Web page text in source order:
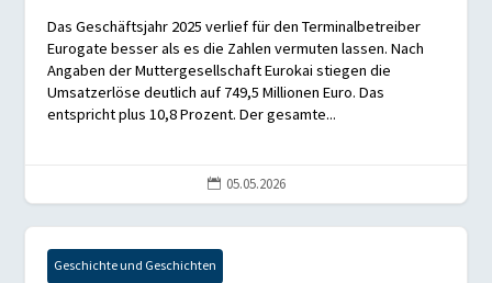
Das Geschäftsjahr 2025 verlief für den Terminalbetreiber
Eurogate besser als es die Zahlen vermuten lassen. Nach
Angaben der Muttergesellschaft Eurokai stiegen die
Umsatzerlöse deutlich auf 749,5 Millionen Euro. Das
entspricht plus 10,8 Prozent. Der gesamte...
 05.05.2026
Geschichte und Geschichten